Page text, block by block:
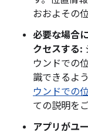
おおよその
必要な場合
クセスする:
ウンドでの
識できるよ
ウンドでの
ての説明を
アプリがユ